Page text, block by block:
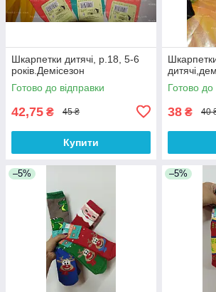
Шкарпетки дитячі, р.18, 5-6
років.Демісезон
Готово до відправки
42,75 ₴ 45 ₴
Купити
Готово до
38 ₴ 40
–5% –5%